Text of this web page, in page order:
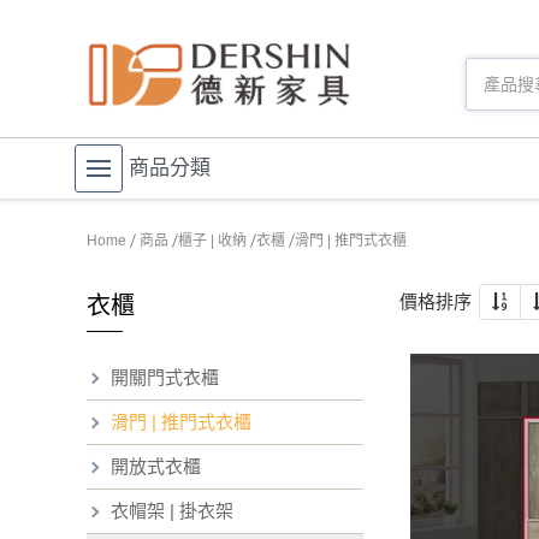
商品分類
Home 商品 櫃子 | 收納 衣櫃 滑門 | 推門式衣櫃
衣櫃
開關門式衣櫃
滑門 | 推門式衣櫃
開放式衣櫃
衣帽架 | 掛衣架
價格排序